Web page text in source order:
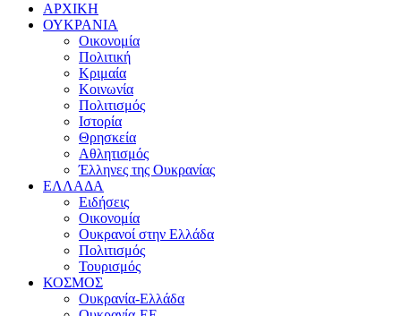
ΑΡΧΙΚΗ
ΟΥΚΡΑΝΙΑ
Οικονομία
Πολιτική
Κριμαία
Κοινωνία
Πολιτισμός
Ιστορία
Θρησκεία
Αθλητισμός
Έλληνες της Ουκρανίας
ΕΛΛΑΔΑ
Ειδήσεις
Οικονομία
Ουκρανοί στην Ελλάδα
Πολιτισμός
Τουρισμός
ΚΟΣΜΟΣ
Ουκρανία-Ελλάδα